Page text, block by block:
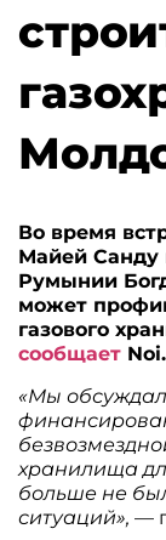
Во время
Майей Санду
Румынии
может
газового
сообщает Noi.
«Мы
хранилища
больше не
ситуаций», —